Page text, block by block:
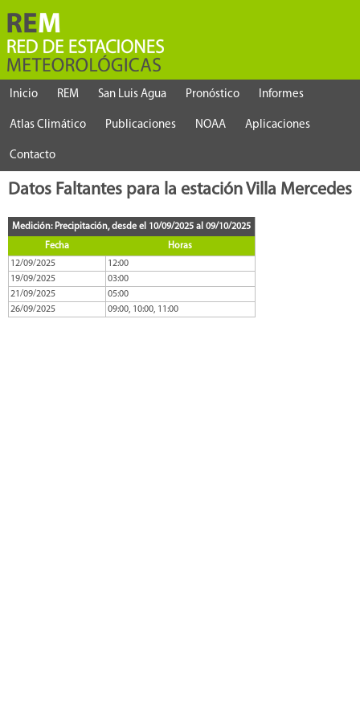
Inicio REM San Luis Agua Pronóstico Informes
Atlas Climático Publicaciones NOAA Aplicaciones
Contacto
Datos Faltantes para la estación Villa Mercedes
Medición: Precipitación, desde el 10/09/2025 al 09/10/2025
Fecha
Horas
12/09/2025
12:00
19/09/2025
03:00
21/09/2025
05:00
26/09/2025
09:00, 10:00, 11:00